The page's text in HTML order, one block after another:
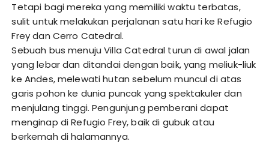
Tetapi bagi mereka yang memiliki waktu terbatas,
sulit untuk melakukan perjalanan satu hari ke Refugio
Frey dan Cerro Catedral.
Sebuah bus menuju Villa Catedral turun di awal jalan
yang lebar dan ditandai dengan baik, yang meliuk-liuk
ke Andes, melewati hutan sebelum muncul di atas
garis pohon ke dunia puncak yang spektakuler dan
menjulang tinggi. Pengunjung pemberani dapat
menginap di Refugio Frey, baik di gubuk atau
berkemah di halamannya.